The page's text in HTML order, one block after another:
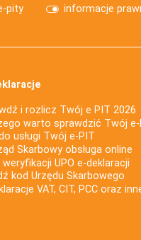
pity informacje
i rozlicz Twój e PIT 2026
warto sprawdzić Twój e-
usługi Twój e-PIT
Skarbowy obsługa online
weryfikacji UPO e-deklaracji
kod Urzędu Skarbowego
VAT, CIT, PCC oraz